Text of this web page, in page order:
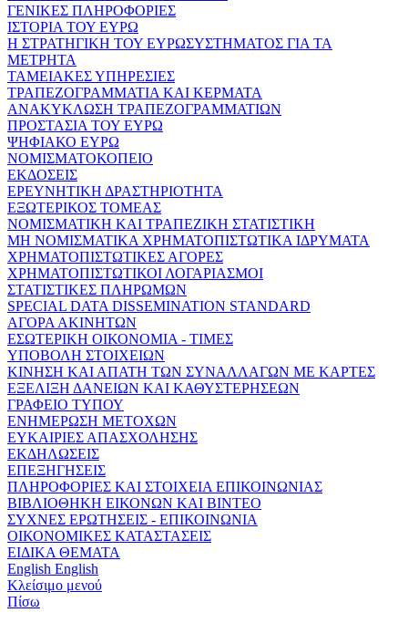
ΓΕΝΙΚΕΣ ΠΛΗΡΟΦΟΡΙΕΣ
ΙΣΤΟΡΙΑ ΤΟΥ ΕΥΡΩ
Η ΣΤΡΑΤΗΓΙΚΗ ΤΟΥ ΕΥΡΩΣΥΣΤΗΜΑΤΟΣ ΓΙΑ ΤΑ
ΜΕΤΡΗΤΑ
ΤΑΜΕΙΑΚΕΣ ΥΠΗΡΕΣΙΕΣ
ΤΡΑΠΕΖΟΓΡΑΜΜΑΤΙΑ ΚΑΙ ΚΕΡΜΑΤΑ
ΑΝΑΚΥΚΛΩΣΗ ΤΡΑΠΕΖΟΓΡΑΜΜΑΤΙΩΝ
ΠΡΟΣΤΑΣΙΑ ΤΟΥ ΕΥΡΩ
ΨΗΦΙΑΚΟ ΕΥΡΩ
ΝΟΜΙΣΜΑΤΟΚΟΠΕΙΟ
ΕΚΔΟΣΕΙΣ
ΕΡΕΥΝΗΤΙΚΗ ΔΡΑΣΤΗΡΙΟΤΗΤΑ
ΕΞΩΤΕΡΙΚΟΣ ΤΟΜΕΑΣ
ΝΟΜΙΣΜΑΤΙΚΗ ΚΑΙ ΤΡΑΠΕΖΙΚΗ ΣΤΑΤΙΣΤΙΚΗ
ΜΗ ΝΟΜΙΣΜΑΤΙΚΑ ΧΡΗΜΑΤΟΠΙΣΤΩΤΙΚΑ ΙΔΡΥΜΑΤΑ
ΧΡΗΜΑΤΟΠΙΣΤΩΤΙΚΕΣ ΑΓΟΡΕΣ
ΧΡΗΜΑΤΟΠΙΣΤΩΤΙΚΟΙ ΛΟΓΑΡΙΑΣΜΟΙ
ΣΤΑΤΙΣΤΙΚΕΣ ΠΛΗΡΩΜΩΝ
SPECIAL DATA DISSEMINATION STANDARD
ΑΓΟΡΑ ΑΚΙΝΗΤΩΝ
ΕΣΩΤΕΡΙΚΗ ΟΙΚΟΝΟΜΙΑ - ΤΙΜΕΣ
ΥΠΟΒΟΛΗ ΣΤΟΙΧΕΙΩΝ
ΚΙΝΗΣΗ ΚΑΙ ΑΠΑΤΗ ΤΩΝ ΣΥΝΑΛΛΑΓΩΝ ΜΕ ΚΑΡΤΕΣ
ΕΞΕΛΙΞΗ ΔΑΝΕΙΩΝ ΚΑΙ ΚΑΘΥΣΤΕΡΗΣΕΩΝ
ΓΡΑΦΕΙΟ ΤΥΠΟΥ
ΕΝΗΜΕΡΩΣΗ ΜΕΤΟΧΩΝ
ΕΥΚΑΙΡΙΕΣ ΑΠΑΣΧΟΛΗΣΗΣ
ΕΚΔΗΛΩΣΕΙΣ
ΕΠΕΞΗΓΗΣΕΙΣ
ΠΛΗΡΟΦΟΡΙΕΣ ΚΑΙ ΣΤΟΙΧΕΙΑ ΕΠΙΚΟΙΝΩΝΙΑΣ
ΒΙΒΛΙΟΘΗΚΗ ΕΙΚΟΝΩΝ ΚΑΙ ΒΙΝΤΕΟ
ΣΥΧΝΕΣ ΕΡΩΤΗΣΕΙΣ - ΕΠΙΚΟΙΝΩΝΙΑ
ΟΙΚΟΝΟΜΙΚΕΣ ΚΑΤΑΣΤΑΣΕΙΣ
ΕΙΔΙΚΑ ΘΕΜΑΤΑ
English English
Κλείσιμο μενού
Πίσω